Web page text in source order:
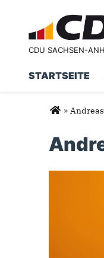
CDU SACHSEN-
STARTSEITE
Suche
Sie sind
»